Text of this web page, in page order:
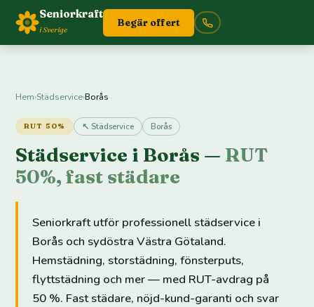
Seniorkraft
i Sverige
Begär offert
Hem›Städservice›Borås
RUT 50% ↖ Städservice Borås
Städservice i Borås — RUT
50%, fast städare
Seniorkraft utför professionell städservice i
Borås och sydöstra Västra Götaland.
Hemstädning, storstädning, fönsterputs,
flyttstädning och mer — med RUT-avdrag på
50 %. Fast städare, nöjd-kund-garanti och svar